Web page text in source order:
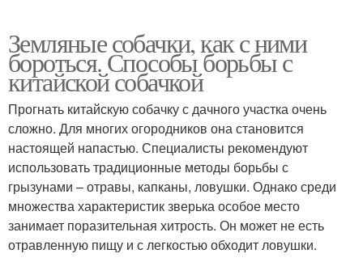
Земляные собачки, как с ними
бороться. Способы борьбы с
китайской собачкой
Прогнать китайскую собачку с дачного участка очень
сложно. Для многих огородников она становится
настоящей напастью. Специалисты рекомендуют
использовать традиционные методы борьбы с
грызунами – отравы, капканы, ловушки. Однако среди
множества характеристик зверька особое место
занимает поразительная хитрость. Он может не есть
отравленную пищу и с легкостью обходит ловушки.